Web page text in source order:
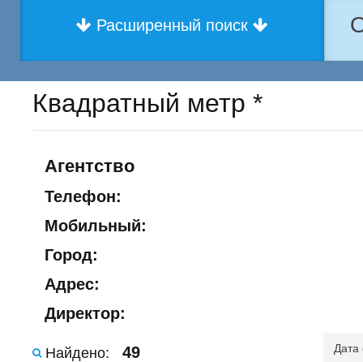
Расширенный поиск
Квадратный метр *
Агентство
Телефон:
Мобильный:
Город:
Адрес:
Директор:
Найдено: 49